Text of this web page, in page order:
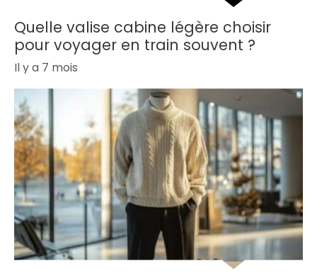
Quelle valise cabine légère choisir
pour voyager en train souvent ?
Il y a 7 mois